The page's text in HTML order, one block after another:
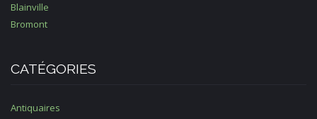
Blainville
Bromont
CATÉGORIES
Antiquaires